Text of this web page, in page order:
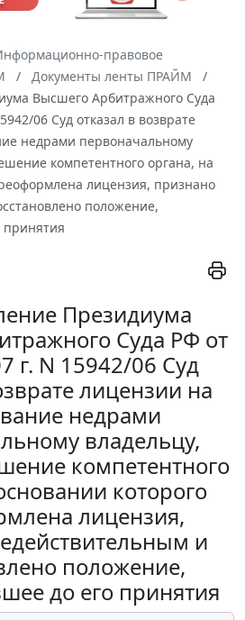
правовое
Документы ленты ПРАЙМ
Высшего Арбитражного Суда
06 Суд отказал в возврате
недрами первоначальному
компетентного органа, на
лицензия, признано
положение,
принятия
Президиума
Суда РФ от
г. N 15942/06 Суд
лицензии на
недрами
владельцу,
компетентного
которого
лицензия,
и
положение,
до его принятия